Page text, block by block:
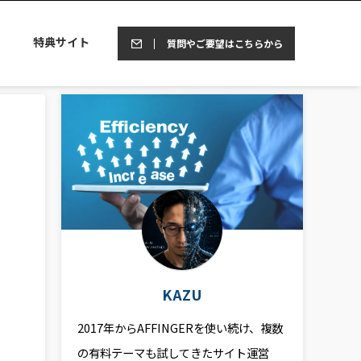
特典サイト 質問やご要望はこちらから
KAZU
2017年からAFFINGERを使い続け、複数
の有料テーマも試してきたサイト運営